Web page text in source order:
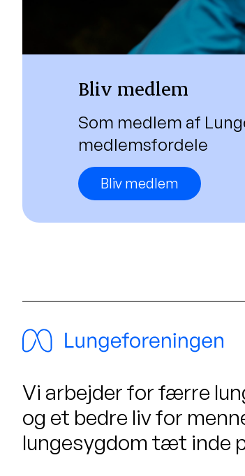
Bliv medlem
Som medlem af
medlemsfordele
Bliv medlem
Vi arbejder for færre
og et bedre liv for
lungesygdom tæt inde